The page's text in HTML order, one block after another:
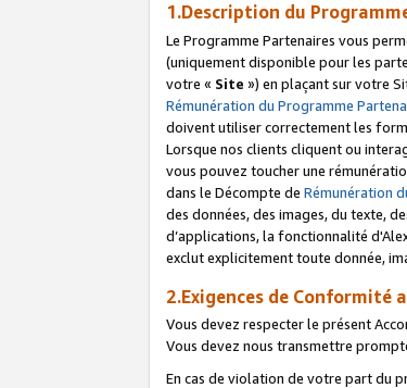
1.Description du
Le Programme Partenaires vous
(uniquement disponible pour les
votre « Site ») en plaçant sur votre
Rémunération du Programme
doivent utiliser correctement les
Lorsque nos clients cliquent ou
vous pouvez toucher une
dans le Décompte de Rémunération
des données, des images, du texte,
d’applications, la fonctionnalité
exclut explicitement toute donnée,
2.Exigences de Conformité
Vous devez respecter le présent
Vous devez nous transmettre
En cas de violation de votre part du